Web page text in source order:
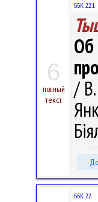
6
полный
текст
ББК 22.1
/
ББК 22.